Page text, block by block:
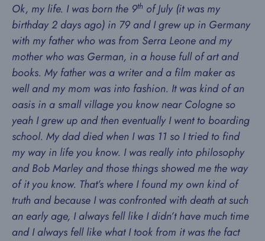
Ok, my life. I was born the 9th of July (it was my
birthday 2 days ago) in 79 and I grew up in Germany
with my father who was from Serra Leone and my
mother who was German, in a house full of art and
books. My father was a writer and a film maker as
well and my mom was into fashion. It was kind of an
oasis in a small village you know near Cologne so
yeah I grew up and then eventually I went to boarding
school. My dad died when I was 11 so I tried to find
my way in life you know. I was really into philosophy
and Bob Marley and those things showed me the way
of it you know. That’s where I found my own kind of
truth and because I was confronted with death at such
an early age, I always fell like I didn’t have much time
and I always fell like what I took from it was the fact